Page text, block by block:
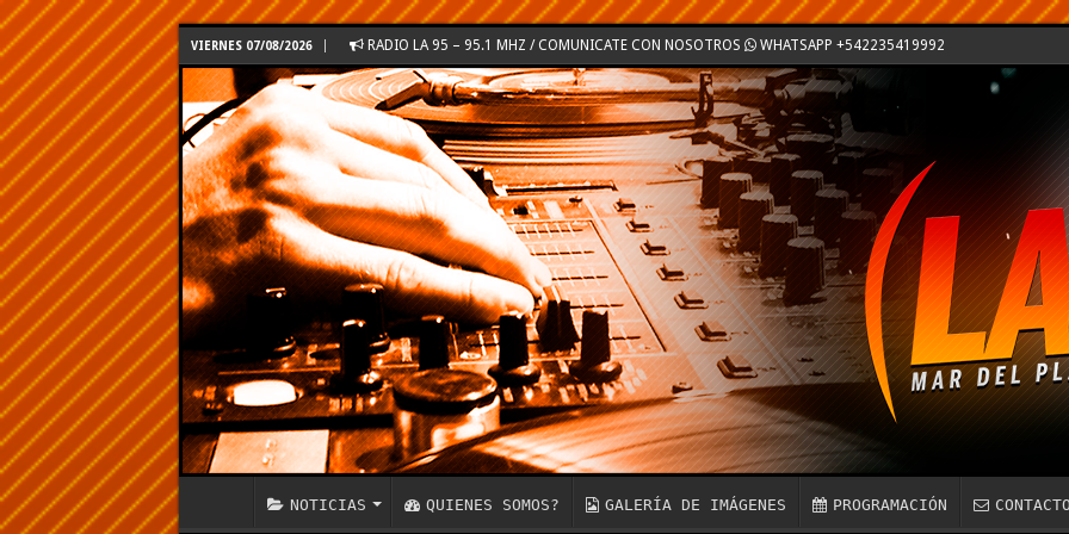
VIERNES 07/08/2026 RADIO LA 95 – 95.1 MHZ / COMUNICATE CON NOSOTROS WHATSAPP +542235419992
NOTICIAS QUIENES SOMOS? GALERÍA DE IMÁGENES PROGRAMACIÓN